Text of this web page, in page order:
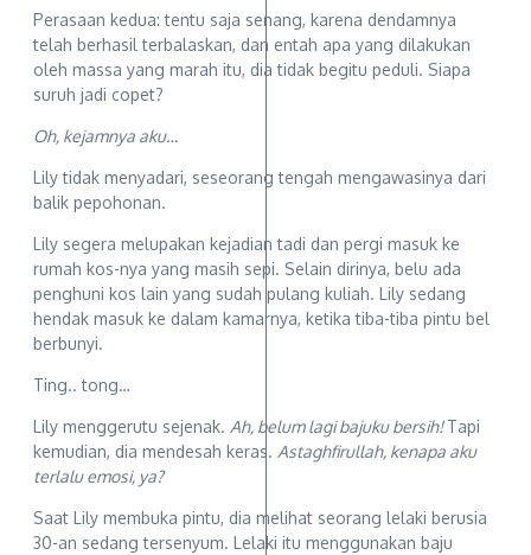
Perasaan kedua: tentu saja senang, karena dendamnya
telah berhasil terbalaskan, dan entah apa yang dilakukan
oleh massa yang marah itu, dia tidak begitu peduli. Siapa
suruh jadi copet?
Oh, kejamnya aku…
Lily tidak menyadari, seseorang tengah mengawasinya dari
balik pepohonan.
Lily segera melupakan kejadian tadi dan pergi masuk ke
rumah kos-nya yang masih sepi. Selain dirinya, belu ada
penghuni kos lain yang sudah pulang kuliah. Lily sedang
hendak masuk ke dalam kamarnya, ketika tiba-tiba pintu bel
berbunyi.
Ting.. tong…
Lily menggerutu sejenak. Ah, belum lagi bajuku bersih!Tapi
kemudian, dia mendesah keras. Astaghfirullah, kenapa aku
terlalu emosi, ya?
Saat Lily membuka pintu, dia melihat seorang lelaki berusia
30-an sedang tersenyum. Lelaki itu menggunakan baju